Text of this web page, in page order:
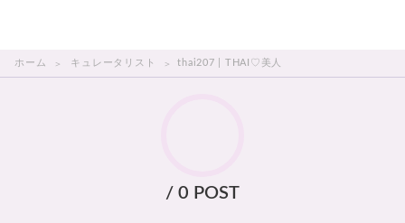
ホーム キュレータリスト thai207 | THAI♡美人
/ 0 POST